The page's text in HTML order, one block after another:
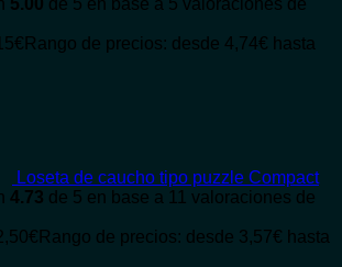
€ Rango de precios: desde 4,74€ hasta
Loseta de caucho tipo puzzle Compact
4.73 de 5 en base a 11 valoraciones de
€ Rango de precios: desde 3,57€ hasta